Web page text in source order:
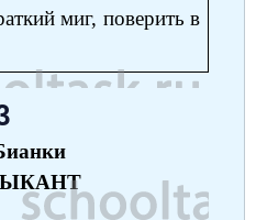
миг, поверить в